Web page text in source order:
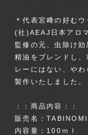
＊代表宮﨑の好む
(社)AEAJ日本アロ
監修の元、虫除け
精油をブレンドし
レーにはない、や
製作いたしました。
：：商品内容：：
販売名：
内容量：100ｍｌ